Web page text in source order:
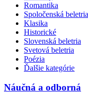
Romantika
Spoločenská beletria
Klasika
Historické
Slovenská beletria
Svetová beletria
Poézia
Ďalšie kategórie
Náučná a odborná